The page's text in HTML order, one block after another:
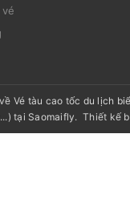
Vé tàu cao tốc du lịch
tại Saomaifly.Thiết kế